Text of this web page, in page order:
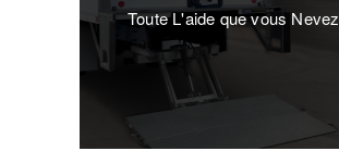
Toute L'aide que vous Nevez